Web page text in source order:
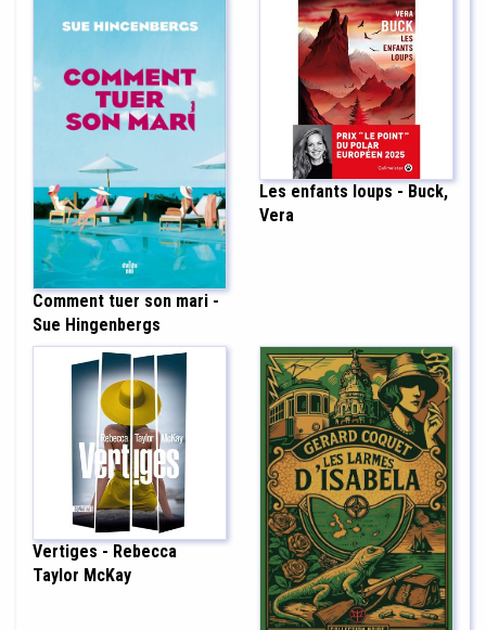
Comment tuer son mari -
Sue Hingenbergs
Les enfants loups - Buck,
Vera
Vertiges - Rebecca
Taylor McKay